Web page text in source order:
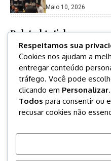
Maio 10, 2026
Related Articles
JESUS LUZ – FÉ,
GRATIDÃO E
AUTENTICIDADE
Paulo Martins
Outubro 18, 2025
Respeitamos sua
Cookies nos ajudam a
entregar conteúdo
tráfego. Você pode
clicando em Personalizar
Todos para consentir ou
recusar cookies não